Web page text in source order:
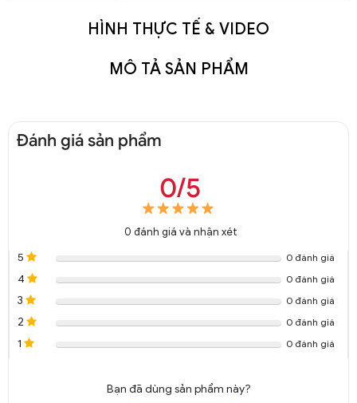
HÌNH THỰC TẾ & VIDEO
MÔ TẢ SẢN PHẨM
Đánh giá sản phẩm
0/5
0 đánh giá và nhận xét
5
0 đánh giá
4 0 đánh giá
3 0 đánh giá
2 0 đánh giá
1 0 đánh giá
Bạn đã dùng sản phẩm này?